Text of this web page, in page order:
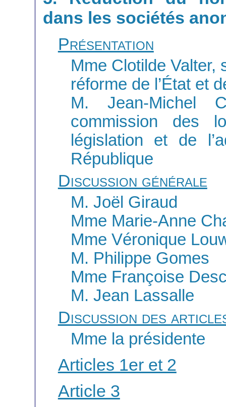
dans les sociétés
Présentation
Mme Clotilde Valter,
réforme de l’État et
M. Jean-Michel
commission des
législation et de
République
Discussion générale
M. Joël Giraud
Mme Marie-Anne
Mme Véronique
M. Philippe Gomes
Mme Françoise
M. Jean Lassalle
Discussion des
Mme la présidente
Articles 1er et 2
Article 3